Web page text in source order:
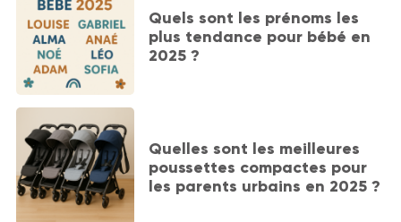
Quels sont les prénoms les
plus tendance pour bébé en
2025 ?
Quelles sont les meilleures
poussettes compactes pour
les parents urbains en 2025 ?